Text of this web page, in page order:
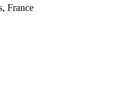
France